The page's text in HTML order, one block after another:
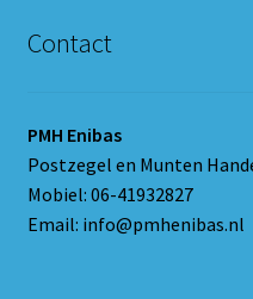
Contact
PMH Enibas
Postzegel en Munten
Mobiel: 06-41932827
Email: info@pmhenibas.nl